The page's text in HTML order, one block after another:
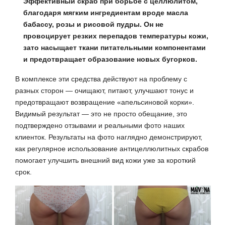
благодаря мягким ингредиентам вроде масла
бабассу, розы и рисовой пудры. Он не
провоцирует резких перепадов температуры кожи,
зато насыщает ткани питательными компонентами
и предотвращает образование новых бугорков.
В комплексе эти средства действуют на проблему с
разных сторон — очищают, питают, улучшают тонус и
предотвращают возвращение «апельсиновой корки».
Видимый результат — это не просто обещание, это
подтверждено отзывами и реальными фото наших
клиенток. Результаты на фото наглядно демонстрируют,
как регулярное использование антицеллюлитных скрабов
помогает улучшить внешний вид кожи уже за короткий
срок.